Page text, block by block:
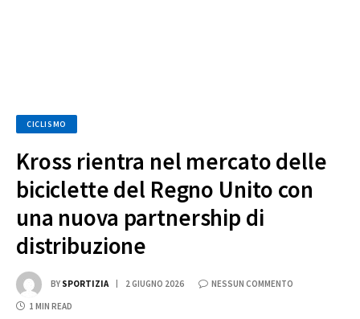
CICLISMO
Kross rientra nel mercato delle
biciclette del Regno Unito con
una nuova partnership di
distribuzione
BY SPORTIZIA 2 GIUGNO 2026 NESSUN COMMENTO
1 MIN READ